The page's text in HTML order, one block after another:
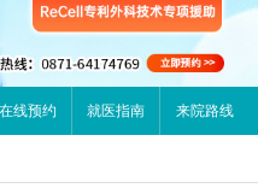
在线预约 就医指南 来院路线